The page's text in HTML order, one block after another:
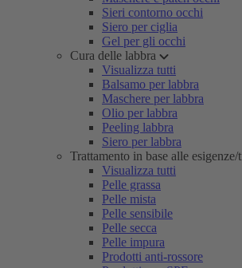
Sieri contorno occhi
Siero per ciglia
Gel per gli occhi
Cura delle labbra
Visualizza tutti
Balsamo per labbra
Maschere per labbra
Olio per labbra
Peeling labbra
Siero per labbra
Trattamento in base alle
Visualizza tutti
Pelle grassa
Pelle mista
Pelle sensibile
Pelle secca
Pelle impura
Prodotti anti-rossore